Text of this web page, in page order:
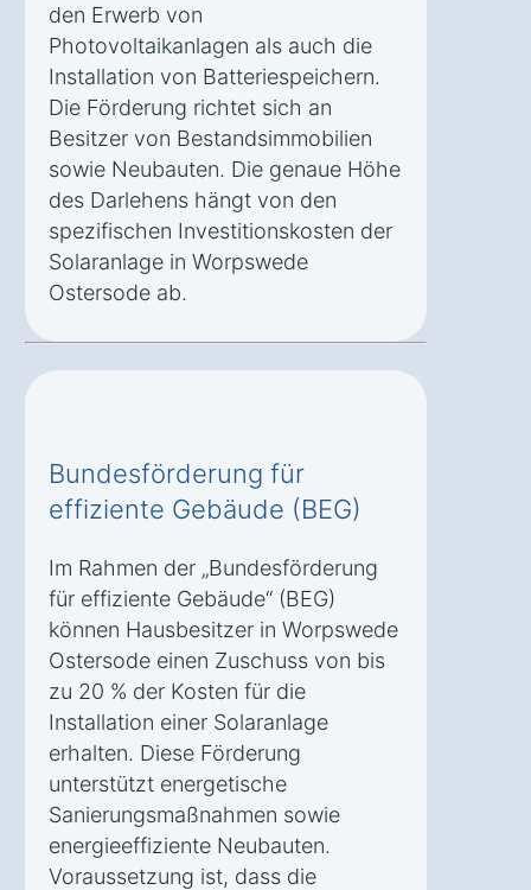
den Erwerb von
Photovoltaikanlagen als auch die
Installation von Batteriespeichern.
Die Förderung richtet sich an
Besitzer von Bestandsimmobilien
sowie Neubauten. Die genaue Höhe
des Darlehens hängt von den
spezifischen Investitionskosten der
Solaranlage in Worpswede
Ostersode ab.
Bundesförderung für
effiziente Gebäude (BEG)
Im Rahmen der „Bundesförderung
für effiziente Gebäude“ (BEG)
können Hausbesitzer in Worpswede
Ostersode einen Zuschuss von bis
zu 20 % der Kosten für die
Installation einer Solaranlage
erhalten. Diese Förderung
unterstützt energetische
Sanierungsmaßnahmen sowie
energieeffiziente Neubauten.
Voraussetzung ist, dass die